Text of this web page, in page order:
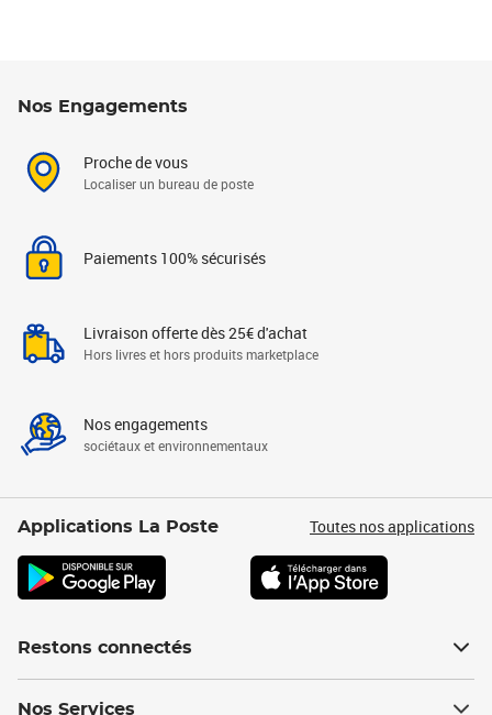
Nos Engagements
Proche de vous
Localiser un bureau de poste
Paiements 100% sécurisés
Livraison offerte dès 25€ d'achat
Hors livres et hors produits marketplace
Nos engagements
sociétaux et environnementaux
Applications La Poste Toutes nos applications
Restons connectés
Nos Services